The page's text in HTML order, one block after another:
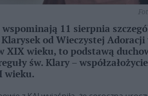
11 sierpnia
od Wieczystej Adoracji
XIX wieku, to podstawą
św. Klary –
wieku.